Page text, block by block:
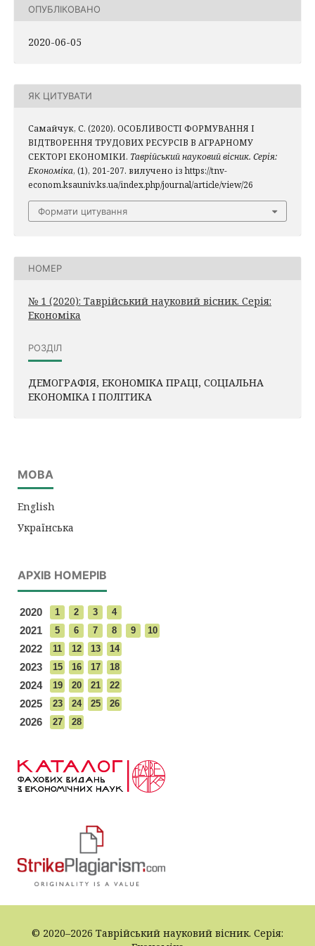
ОПУБЛІКОВАНО
2020-06-05
ЯК ЦИТУВАТИ
Самайчук, С. (2020). ОСОБЛИВОСТІ ФОРМУВАННЯ І
ВІДТВОРЕННЯ ТРУДОВИХ РЕСУРСІВ В АГРАРНОМУ
СЕКТОРІ ЕКОНОМІКИ. Таврійський науковий вісник. Серія:
Економіка, (1), 201-207. вилучено із https://tnv-
econom.ksauniv.ks.ua/index.php/journal/article/view/26
Формати цитування
НОМЕР
№ 1 (2020): Таврійський науковий вісник. Серія:
Економіка
РОЗДІЛ
ДЕМОГРАФІЯ, ЕКОНОМІКА ПРАЦІ, СОЦІАЛЬНА
ЕКОНОМІКА І ПОЛІТИКА
МОВА
English
Українська
АРХІВ НОМЕРІВ
2020 1 2 3 4
2021 5 6 7 8 9 10
2022 11 12 13 14
2023 15 16 17 18
2024 19 20 21 22
2025 23 24 25 26
2026 27 28
© 2020–2026 Таврійський науковий вісник. Серія: